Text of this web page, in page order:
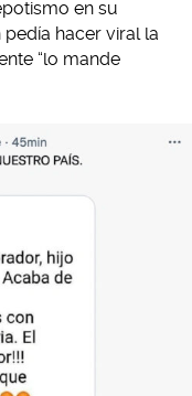
en su
hacer viral la
“lo mande